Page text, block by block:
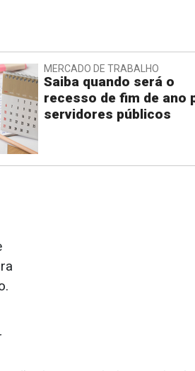
MERCADO DE TRABALHO
Saiba quando será o
recesso de fim de ano
servidores públicos